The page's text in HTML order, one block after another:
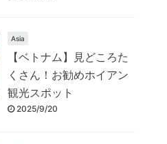
Asia
【ベトナム】見どころた
くさん！お勧めホイアン
観光スポット
2025/9/20